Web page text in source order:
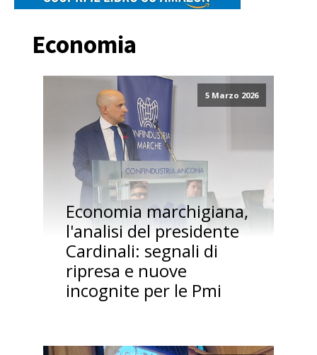
Economia
5 Marzo 2026
Economia marchigiana,
l'analisi del presidente
Cardinali: segnali di
ripresa e nuove
incognite per le Pmi